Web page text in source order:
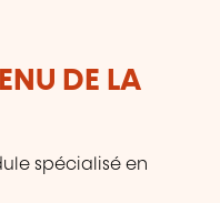
DE LA
spécialisé en